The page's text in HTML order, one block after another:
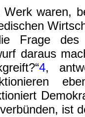
waren,
Frage
daraus
4,
ist